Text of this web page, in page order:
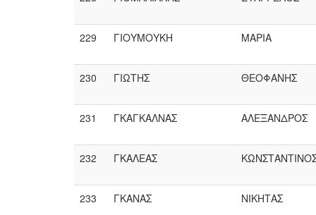
229 ΓΙΟΥΜΟΥΚΗ ΜΑΡΙΑ
230 ΓΙΩΤΗΣ ΘΕΟΦΑΝΗΣ
231 ΓΚΑΓΚΑΛΝΑΣ ΑΛΕΞΑΝΔΡΟΣ
232 ΓΚΑΛΕΑΣ
233 ΓΚΑΝΑΣ ΝΙΚΗΤΑΣ